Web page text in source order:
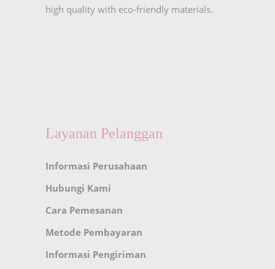
high quality with eco-friendly materials.
Layanan Pelanggan
Informasi Perusahaan
Hubungi Kami
Cara Pemesanan
Metode Pembayaran
Informasi Pengiriman